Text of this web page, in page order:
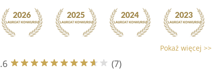
Pokaż więcej >>
(7)